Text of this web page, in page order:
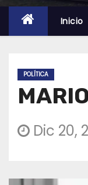
Inicio
POLÍTICA
Dic 20,